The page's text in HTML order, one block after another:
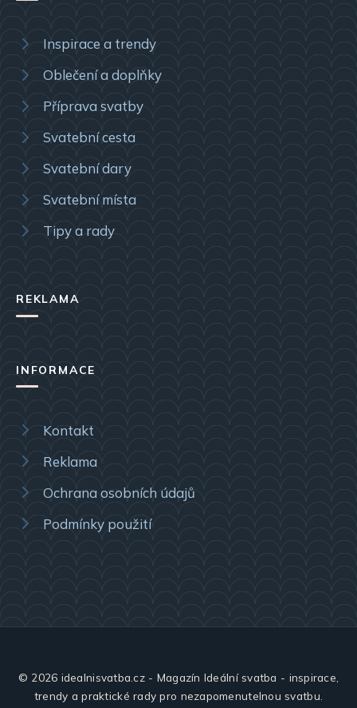
Inspirace a trendy
Oblečení a doplňky
Příprava svatby
Svatební cesta
Svatební dary
Svatební místa
Tipy a rady
REKLAMA
INFORMACE
Kontakt
Reklama
Ochrana osobních údajů
Podmínky použití
© 2026 idealnisvatba.cz - Magazín Ideální svatba - inspirace,
trendy a praktické rady pro nezapomenutelnou svatbu.